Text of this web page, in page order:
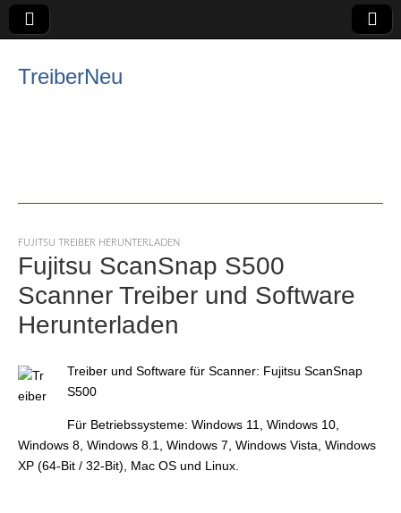
TreiberNeu
FUJITSU TREIBER HERUNTERLADEN
Fujitsu ScanSnap S500
Scanner Treiber und Software
Herunterladen
Treiber und Software für Scanner: Fujitsu ScanSnap
S500
Für Betriebssysteme: Windows 11, Windows 10,
Windows 8, Windows 8.1, Windows 7, Windows Vista, Windows
XP (64-Bit / 32-Bit), Mac OS und Linux.